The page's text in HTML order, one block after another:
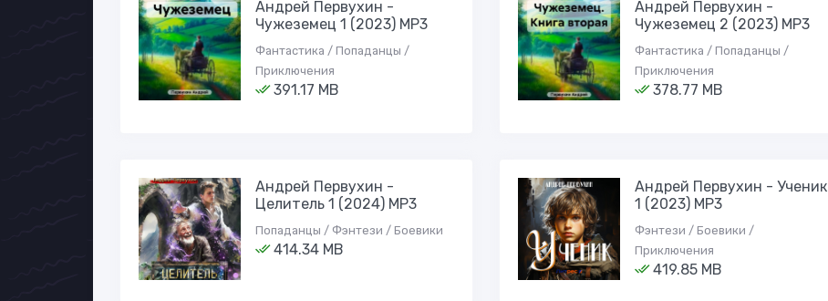
Андрей Первухин -
Чужеземец 1 (2023) МР3
Фантастика / Попаданцы /
Приключения
391.17 MB
Андрей Первухин -
Чужеземец 2 (2023) МР3
Фантастика / Попаданцы /
Приключения
378.77 MB
Андрей Первухин -
Целитель 1 (2024) МР3
Попаданцы / Фэнтези / Боевики
414.34 MB
Андрей Первухин - Ученик
1 (2023) МР3
Фэнтези / Боевики /
Приключения
419.85 MB